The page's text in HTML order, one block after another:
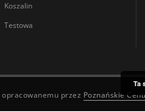
Koszalin
Testowa
opracowanemu przez Poznańskie
Ta